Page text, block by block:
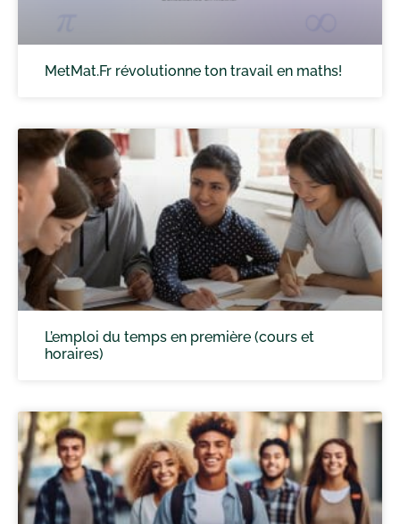
MetMat.Fr révolutionne ton travail en maths!
L’emploi du temps en première (cours et
horaires)